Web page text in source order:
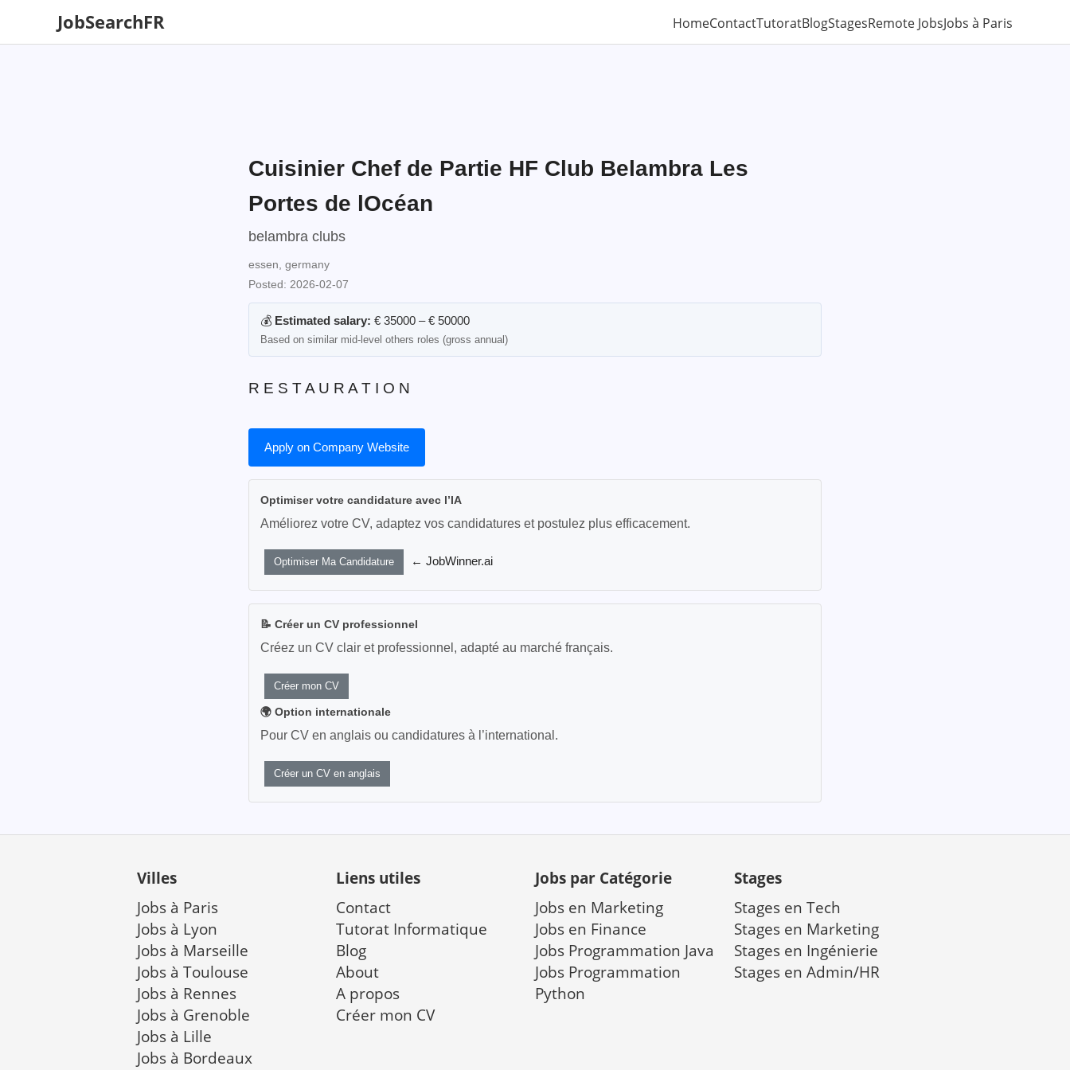
JobSearchFR HomeContactTutoratBlogStagesRemote JobsJobs à Paris
Cuisinier Chef de Partie HF Club Belambra Les
Portes de lOcéan
belambra clubs
essen, germany
Posted: 2026-02-07
💰 Estimated salary: € 35000 – € 50000
Based on similar mid-level others roles (gross annual)
R E S T A U R A T I O N
Apply on Company Website
Optimiser votre candidature avec l’IA
Améliorez votre CV, adaptez vos candidatures et postulez plus efficacement.
Optimiser Ma Candidature ← JobWinner.ai
📝 Créer un CV professionnel
Créez un CV clair et professionnel, adapté au marché français.
Créer mon CV
🌍 Option internationale
Pour CV en anglais ou candidatures à l’international.
Créer un CV en anglais
Villes
Jobs à Paris
Jobs à Lyon
Jobs à Marseille
Jobs à Toulouse
Jobs à Rennes
Jobs à Grenoble
Jobs à Lille
Jobs à Bordeaux
Liens utiles
Contact
Tutorat Informatique
Blog
About
A propos
Créer mon CV
Jobs par Catégorie
Jobs en Marketing
Jobs en Finance
Jobs Programmation Java
Jobs Programmation
Python
Stages
Stages en Tech
Stages en Marketing
Stages en Ingénierie
Stages en Admin/HR